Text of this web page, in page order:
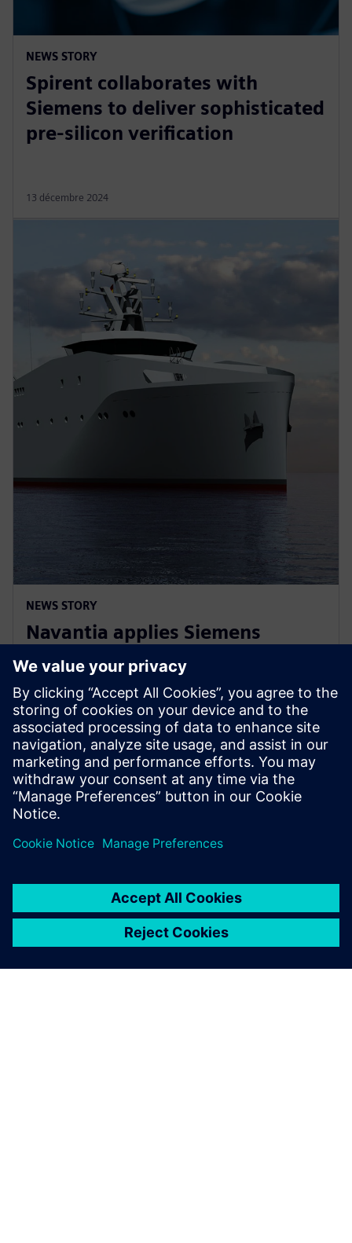
NEWS STORY
Spirent collaborates with
Siemens to deliver sophisticated
pre-silicon verification
13 décembre 2024
NEWS STORY
Navantia applies Siemens
Xcelerator in the new Coastal
Hydrographic Vessel project
10 décembre 2024